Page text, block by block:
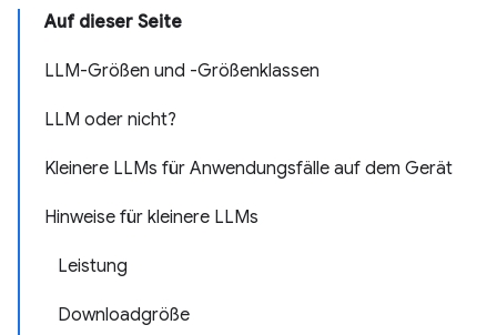
Auf dieser Seite
LLM-Größen und -Größenklassen
LLM oder nicht?
Kleinere LLMs für Anwendungsfälle auf dem Gerät
Hinweise für kleinere LLMs
Leistung
Downloadgröße